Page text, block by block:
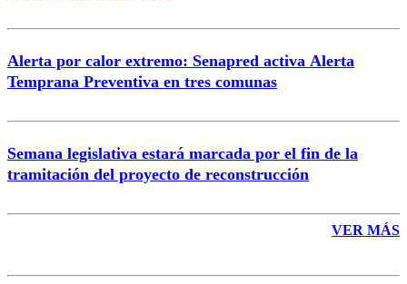
Alerta por calor extremo: Senapred activa Alerta
Temprana Preventiva en tres comunas
Semana legislativa estará marcada por el fin de la
tramitación del proyecto de reconstrucción
VER MÁS